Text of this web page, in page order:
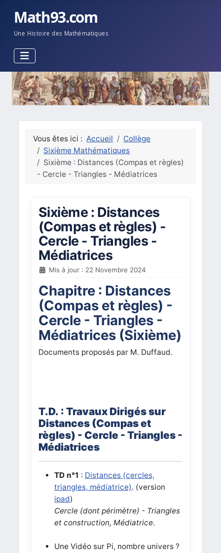
Math93.com
Une Histoire des Mathématiques
Vous êtes ici : Accueil
Collège
Sixième Mathématiques
Sixième : Distances (Compas et règles)
- Cercle - Triangles - Médiatrices
Sixième : Distances
(Compas et règles) -
Cercle - Triangles -
Médiatrices
Mis à jour : 22 Novembre 2024
Chapitre : Distances
(Compas et règles) -
Cercle - Triangles -
Médiatrices (Sixième)
Documents proposés par M. Duffaud.
T.D. : Travaux Dirigés sur
Distances (Compas et
règles) - Cercle - Triangles -
Médiatrices
TD n°1 : Distances (cercles,
triangles, médiatrice). (version
ipad)
Cercle (dont périmètre) - Triangles
et construction, Médiatrice.
Une Vidéo sur Pi, nombre univers ?